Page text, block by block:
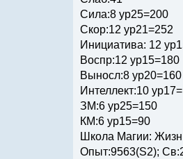
Сила:8 ур25=200
Скор:12 ур21=252
Инициатива: 12
Воспр:12 ур15=180
Выносл:8 ур20=160
Интеллект:10
ЗМ:6 ур25=150
КМ:6 ур15=90
Школа Магии:
Опыт:9563(S2);